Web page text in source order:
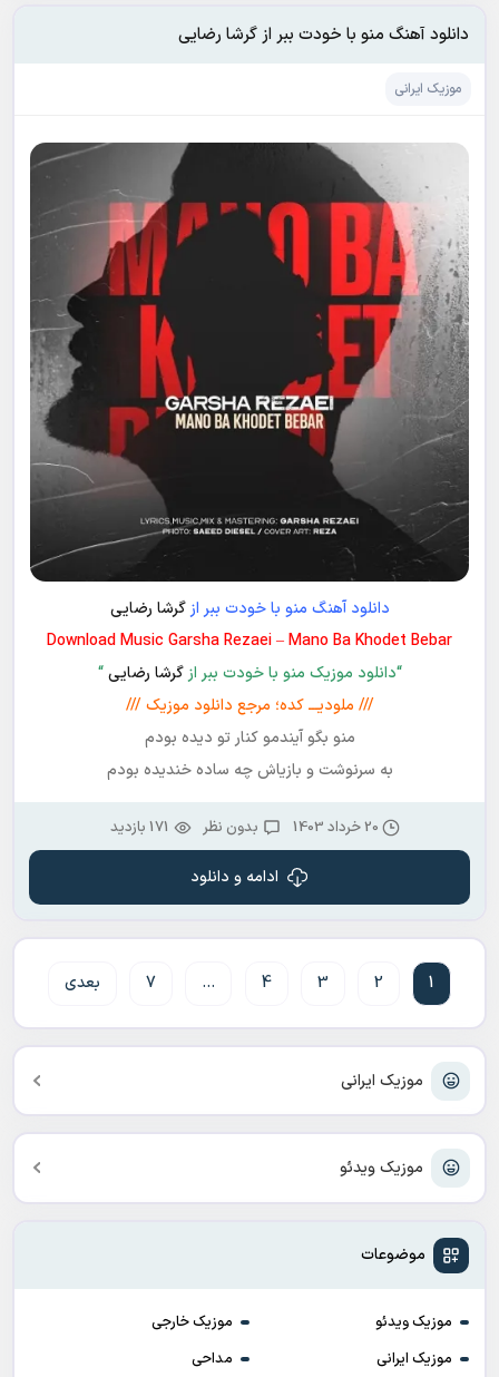
موزیک ایرانی
موزیک ویدئو
موضوعات
موزیک ویدئو
موزیک خارجی
موزیک ایرانی
مداحی
دانلود آهنگ منو با خودت ببر از گرشا رضایی
موزیک ایرانی
دانلود آهنگ منو با خودت ببر ازگرشا رضایی
Download Music Garsha Rezaei – Mano Ba Khodet Bebar
“دانلود موزیک منو با خودت ببر ازگرشا رضایی“
/// ملودیـــ کده؛ مرجع دانلود موزیک ///
منو بگو آیندمو کنار تو دیده بودم
به سرنوشت و بازیاش چه ساده خندیده بودم
20 خرداد 1403 بدون نظر 171 بازدید
ادامه و دانلود
1
2
3
4
…
7 بعدی